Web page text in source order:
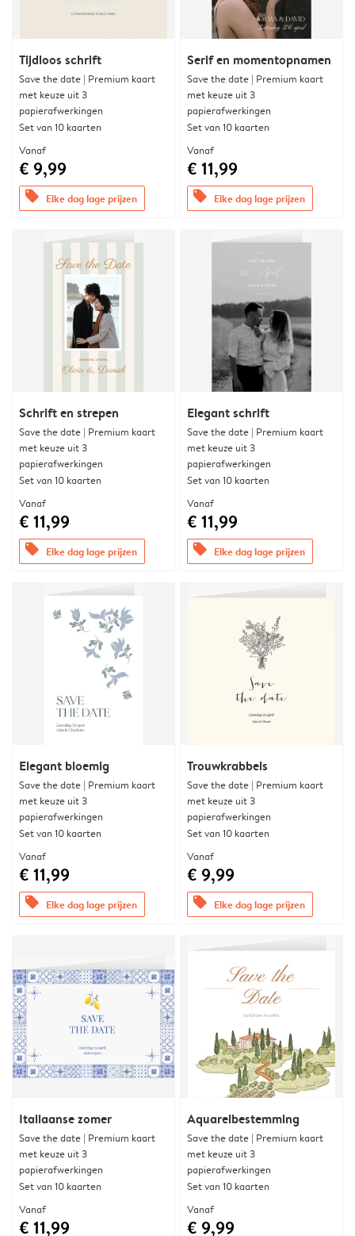
Tijdloos schrift
Save the date | Premium kaart
met keuze uit 3
papierafwerkingen
Set van 10 kaarten
Vanaf
€ 9,99
offers Elke dag lage prijzen
Serif en momentopnamen
Save the date | Premium kaart
met keuze uit 3
papierafwerkingen
Set van 10 kaarten
Vanaf
€ 11,99
offers Elke dag lage prijzen
Schrift en strepen
Save the date | Premium kaart
met keuze uit 3
papierafwerkingen
Set van 10 kaarten
Vanaf
€ 11,99
offers Elke dag lage prijzen
Elegant schrift
Save the date | Premium kaart
met keuze uit 3
papierafwerkingen
Set van 10 kaarten
Vanaf
€ 11,99
offers Elke dag lage prijzen
Elegant bloemig
Save the date | Premium kaart
met keuze uit 3
papierafwerkingen
Set van 10 kaarten
Vanaf
€ 11,99
offers Elke dag lage prijzen
Trouwkrabbels
Save the date | Premium kaart
met keuze uit 3
papierafwerkingen
Set van 10 kaarten
Vanaf
€ 9,99
offers Elke dag lage prijzen
Italiaanse zomer
Save the date | Premium kaart
met keuze uit 3
papierafwerkingen
Set van 10 kaarten
Vanaf
€ 11,99
Aquarelbestemming
Save the date | Premium kaart
met keuze uit 3
papierafwerkingen
Set van 10 kaarten
Vanaf
€ 9,99